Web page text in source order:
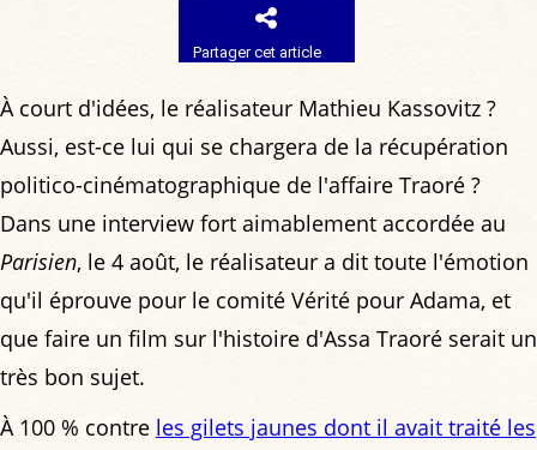
Partager cet article
À court d'idées, le réalisateur Mathieu Kassovitz ?
Aussi, est-ce lui qui se chargera de la récupération
politico-cinématographique de l'affaire Traoré ?
Dans une interview fort aimablement accordée au
Parisien, le 4 août, le réalisateur a dit toute l'émotion
qu'il éprouve pour le comité Vérité pour Adama, et
que faire un film sur l'histoire d'Assa Traoré serait un
très bon sujet.
À 100 % contre les gilets jaunes dont il avait traité les